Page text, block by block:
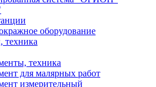
оборудование
техника
техника
для малярных работ
измерительный